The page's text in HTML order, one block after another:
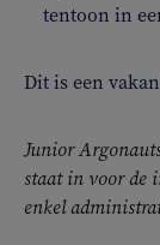
tentoon in
Dit is een
Junior
staat in voor de
enkel